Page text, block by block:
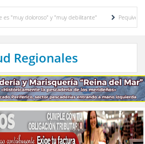
doloroso" y "muy debilitante"
Pequiven
Regionales